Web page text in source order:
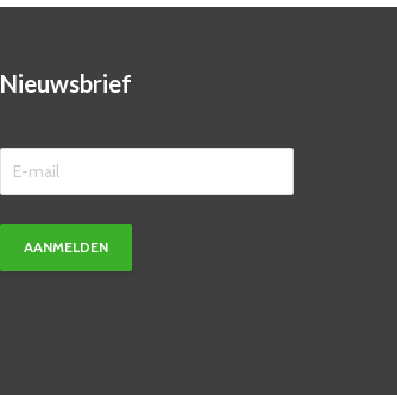
Nieuwsbrief